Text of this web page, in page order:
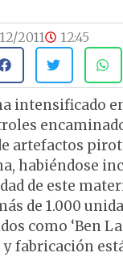
2011 12:45
intensificado
artefactos
habiéndose
de este
de 1.000
como ‘Ben
fabricación